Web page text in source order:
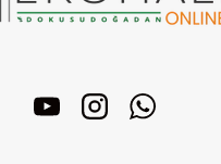
YouTubeInstagramWhatsApp